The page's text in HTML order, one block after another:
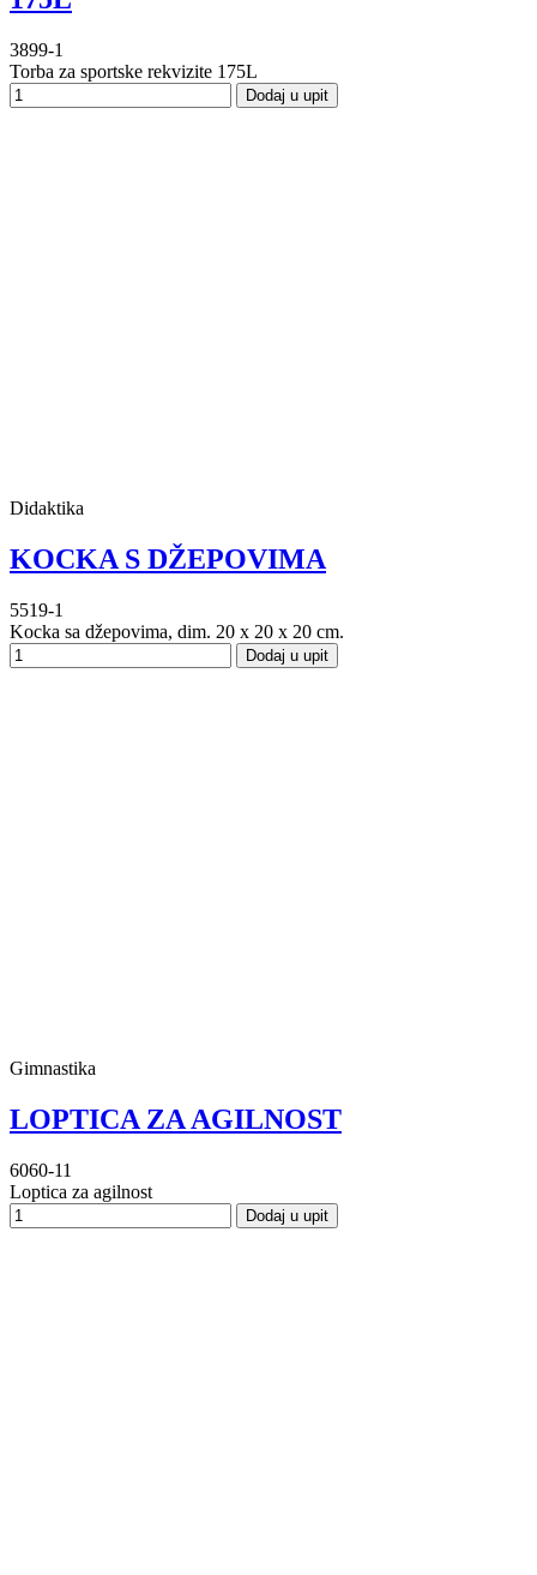
3899-1
Torba za sportske rekvizite 175L
Dodaj u upit
Didaktika
KOCKA S DŽEPOVIMA
5519-1
Kocka sa džepovima, dim. 20 x 20 x 20 cm.
Dodaj u upit
Gimnastika
LOPTICA ZA AGILNOST
6060-11
Loptica za agilnost
Dodaj u upit